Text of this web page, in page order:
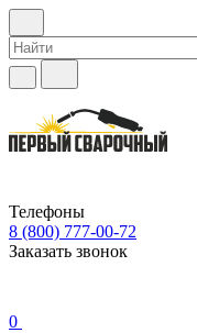
Телефоны
8 (800) 777-00-72
Заказать звонок
0